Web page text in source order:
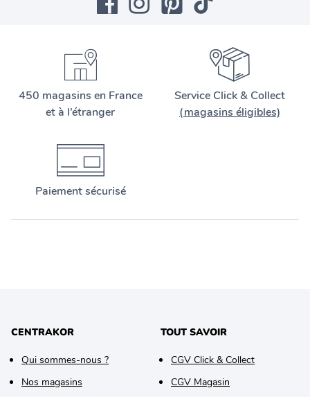
450 magasins en France
et à l’étranger
Service Click & Collect
(magasins éligibles)
Paiement sécurisé
CENTRAKOR
Qui sommes-nous ?
Nos magasins
TOUT SAVOIR
CGV Click & Collect
CGV Magasin